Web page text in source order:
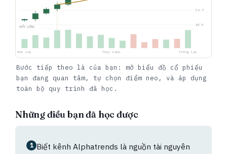
52.7
48.8
KHỐI LƯỢNG
Hôm nay Thực hành Tương lai
Bước tiếp theo là của bạn: mở biểu đồ cổ phiếu
bạn đang quan tâm, tự chọn điểm neo, và áp dụng
toàn bộ quy trình đã học.
Những điều bạn đã học được
1 Biết kênh Alphatrends là nguồn tài nguyên